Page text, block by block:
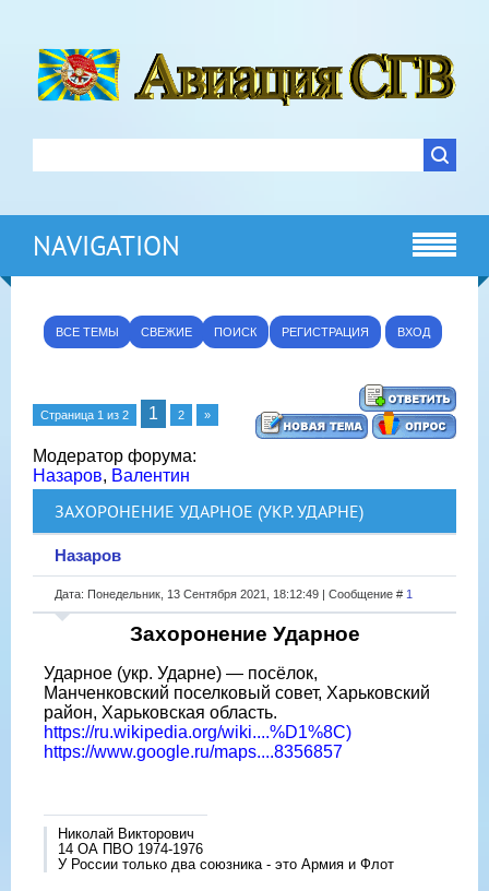
NAVIGATION
ВСЕ ТЕМЫ СВЕЖИЕ ПОИСК РЕГИСТРАЦИЯ ВХОД
Страница 1 из 2 1 2 »
Модератор форума:
Назаров, Валентин
ЗАХОРОНЕНИЕ УДАРНОЕ (УКР. УДАРНЕ)
Назаров
Дата: Понедельник, 13 Сентября 2021, 18:12:49 | Сообщение # 1
Захоронение Ударное
Ударное (укр. Ударне) — посёлок,
Манченковский поселковый совет, Харьковский
район, Харьковская область.
https://ru.wikipedia.org/wiki....%D1%8C)
https://www.google.ru/maps....8356857
Николай Викторович
14 ОА ПВО 1974-1976
У России только два союзника - это Армия и Флот